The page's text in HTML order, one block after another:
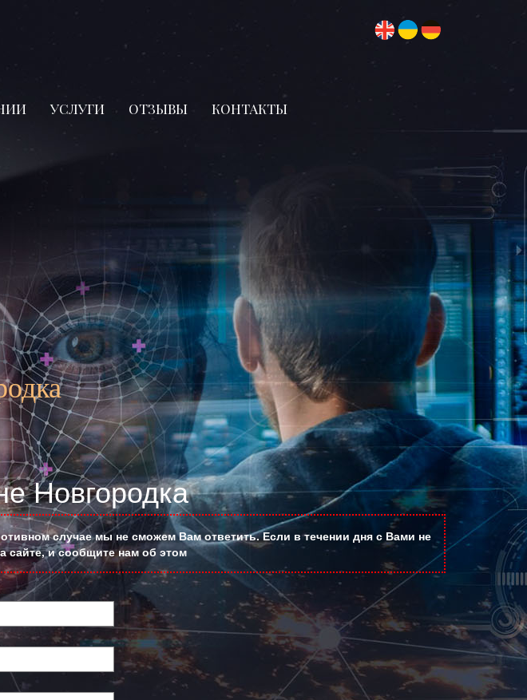
УСЛУГИ ОТЗЫВЫ КОНТАКТЫ
Новгородка
случае мы не сможем Вам ответить. Если в течении дня с Вами не
сайте, и сообщите нам об этом